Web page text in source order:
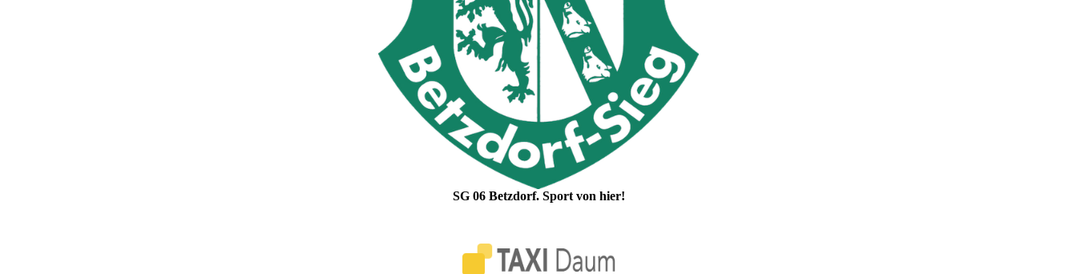
SG 06 Betzdorf. Sport von hier!